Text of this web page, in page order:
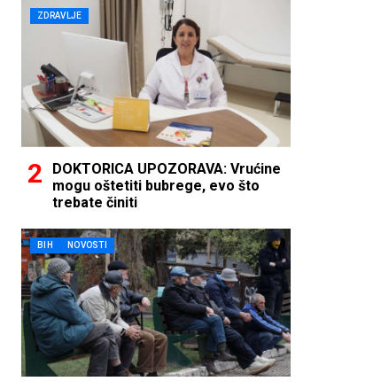
ZDRAVLJE
DOKTORICA UPOZORAVA: Vrućine
mogu oštetiti bubrege, evo što
trebate činiti
BIH NOVOSTI